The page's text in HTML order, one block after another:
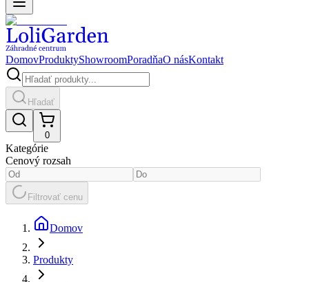
DomovProduktyShowroomPoradňaO násKontakt
Hľadať
0
Kategórie
Cenový rozsah
Filtrovať cenu
Domov
Produkty